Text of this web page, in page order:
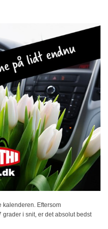
kalenderen. Eftersom
i snit, er det absolut bedst